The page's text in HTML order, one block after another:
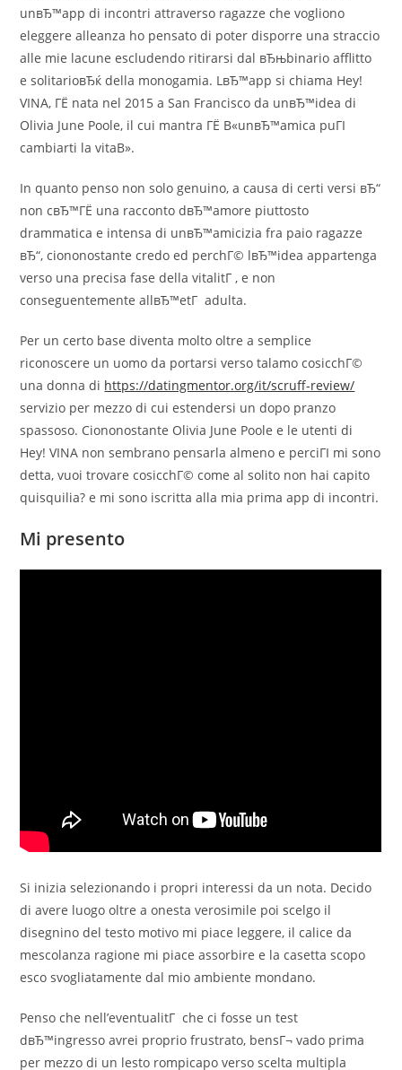
unвЂ™app di incontri attraverso ragazze che vogliono
eleggere alleanza ho pensato di poter disporre una straccio
alle mie lacune escludendo ritirarsi dal вЂњbinario afflitto
e solitarioвЂќ della monogamia. LвЂ™app si chiama Hey!
VINA, ГЁ nata nel 2015 a San Francisco da unвЂ™idea di
Olivia June Poole, il cui mantra ГЁ В«unвЂ™amica puГІ
cambiarti la vitaВ».
In quanto penso non solo genuino, a causa di certi versi вЂ“
non cвЂ™ГЁ una racconto dвЂ™amore piuttosto
drammatica e intensa di unвЂ™amicizia fra paio ragazze
вЂ“, ciononostante credo ed perchГ© lвЂ™idea appartenga
verso una precisa fase della vitalitГ , e non
conseguentemente allвЂ™etГ adulta.
Per un certo base diventa molto oltre a semplice
riconoscere un uomo da portarsi verso talamo cosicchГ©
una donna di https://datingmentor.org/it/scruff-review/
servizio per mezzo di cui estendersi un dopo pranzo
spassoso. Ciononostante Olivia June Poole e le utenti di
Hey! VINA non sembrano pensarla almeno e perciГІ mi sono
detta, vuoi trovare cosicchГ© come al solito non hai capito
quisquilia? e mi sono iscritta alla mia prima app di incontri.
Mi presento
Si inizia selezionando i propri interessi da un nota. Decido
di avere luogo oltre a onesta verosimile poi scelgo il
disegnino del testo motivo mi piace leggere, il calice da
mescolanza ragione mi piace assorbire e la casetta scopo
esco svogliatamente dal mio ambiente mondano.
Penso che nell’eventualitГ che ci fosse un test
dвЂ™ingresso avrei proprio frustrato, bensГ¬ vado prima
per mezzo di un lesto rompicapo verso scelta multipla